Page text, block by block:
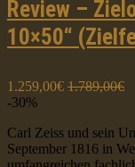
Review –
10×50“
1.259,00€ 1.789,00€
-30%
Carl Zeiss und sein
September 1816 in